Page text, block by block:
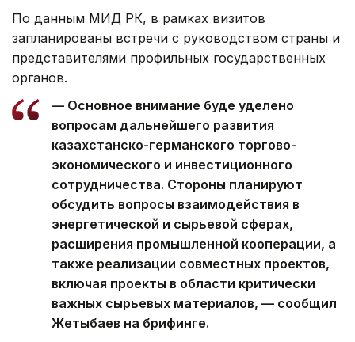
По данным МИД РК, в рамках визитов
запланированы встречи с руководством страны и
представителями профильных государственных
органов.
— Основное внимание буде уделено
вопросам дальнейшего развития
казахстанско-германского торгово-
экономического и инвестиционного
сотрудничества. Стороны планируют
обсудить вопросы взаимодействия в
энергетической и сырьевой сферах,
расширения промышленной кооперации, а
также реализации совместных проектов,
включая проекты в области критически
важных сырьевых материалов, –– сообщил
Жетыбаев на брифинге.